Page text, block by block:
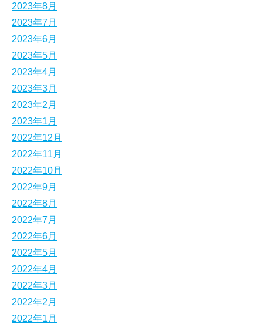
2023年8月
2023年7月
2023年6月
2023年5月
2023年4月
2023年3月
2023年2月
2023年1月
2022年12月
2022年11月
2022年10月
2022年9月
2022年8月
2022年7月
2022年6月
2022年5月
2022年4月
2022年3月
2022年2月
2022年1月